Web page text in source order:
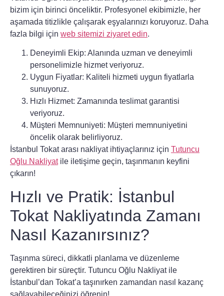
bizim için birinci önceliktir. Profesyonel ekibimizle, her
aşamada titizlikle çalışarak eşyalarınızı koruyoruz. Daha
fazla bilgi için web sitemizi ziyaret edin.
Deneyimli Ekip: Alanında uzman ve deneyimli
personelimizle hizmet veriyoruz.
Uygun Fiyatlar: Kaliteli hizmeti uygun fiyatlarla
sunuyoruz.
Hızlı Hizmet: Zamanında teslimat garantisi
veriyoruz.
Müşteri Memnuniyeti: Müşteri memnuniyetini
öncelik olarak belirliyoruz.
İstanbul Tokat arası nakliyat ihtiyaçlarınız için Tutuncu
Oğlu Nakliyatile iletişime geçin, taşınmanın keyfini
çıkarın!
Hızlı ve Pratik: İstanbul
Tokat Nakliyatında Zamanı
Nasıl Kazanırsınız?
Taşınma süreci, dikkatli planlama ve düzenleme
gerektiren bir süreçtir. Tutuncu Oğlu Nakliyatile
İstanbul’dan Tokat’a taşınırken zamandan nasıl kazanç
sağlayabileceğinizi öğrenin!